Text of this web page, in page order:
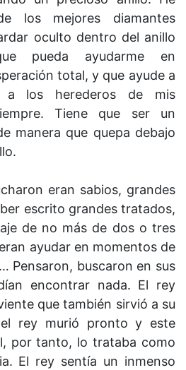
los mejores diamantes
oculto dentro del anillo
pueda ayudarme en
total, y que ayude a
a los herederos de mis
Tiene que ser un
manera que quepa debajo
eran sabios, grandes
escrito grandes tratados,
de no más de dos o tres
ayudar en momentos de
Pensaron, buscaron en sus
encontrar nada. El rey
que también sirvió a su
rey murió pronto y este
por tanto, lo trataba como
El rey sentía un inmenso